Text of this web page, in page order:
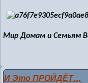
Мир Домам и Семьям
И Это ПРОЙДЁТ…